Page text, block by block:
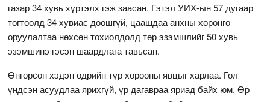
газар 34 хувь хүртэлх гэж заасан. Гэтэл УИХ-ын 57 дугаар
тогтоолд 34 хувиас доошгүй, цаашдаа анхны хөрөнгө
оруулалтаа нөхсөн тохиолдолд төр эзэмшлийг 50 хувь
эзэмшинэ гэсэн шаардлага тавьсан.
Өнгөрсөн хэдэн өдрийн түр хорооны явцыг харлаа. Гол
үндсэн асуудлаа ярихгүй, үр дагавраа яриад байх юм. Өр